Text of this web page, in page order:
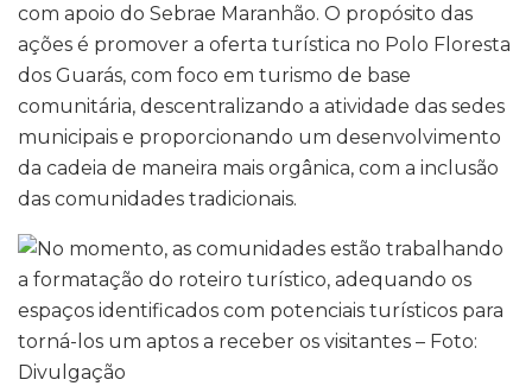
com apoio do Sebrae Maranhão. O propósito das
ações é promover a oferta turística no Polo Floresta
dos Guarás, com foco em turismo de base
comunitária, descentralizando a atividade das sedes
municipais e proporcionando um desenvolvimento
da cadeia de maneira mais orgânica, com a inclusão
das comunidades tradicionais.